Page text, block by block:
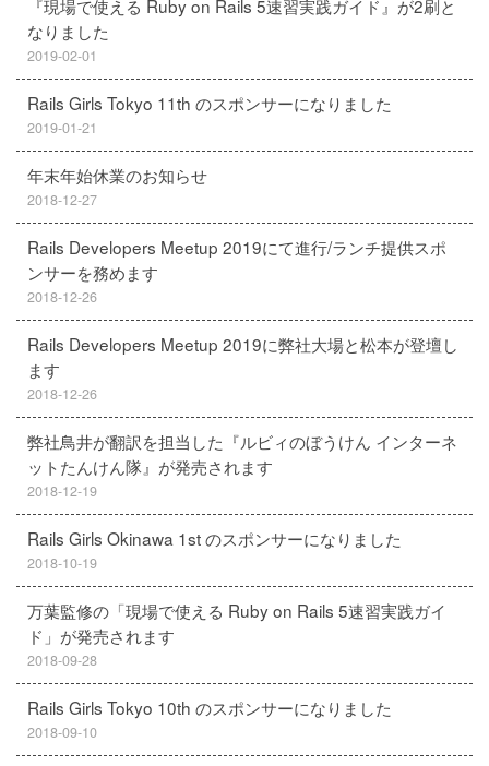
『現場で使える Ruby on Rails 5速習実践ガイド』が2刷と
なりました
2019-02-01
Rails Girls Tokyo 11th のスポンサーになりました
2019-01-21
年末年始休業のお知らせ
2018-12-27
Rails Developers Meetup 2019にて進行/ランチ提供スポ
ンサーを務めます
2018-12-26
Rails Developers Meetup 2019に弊社大場と松本が登壇し
ます
2018-12-26
弊社鳥井が翻訳を担当した『ルビィのぼうけん インターネ
ットたんけん隊』が発売されます
2018-12-19
Rails Girls Okinawa 1st のスポンサーになりました
2018-10-19
万葉監修の「現場で使える Ruby on Rails 5速習実践ガイ
ド」が発売されます
2018-09-28
Rails Girls Tokyo 10th のスポンサーになりました
2018-09-10